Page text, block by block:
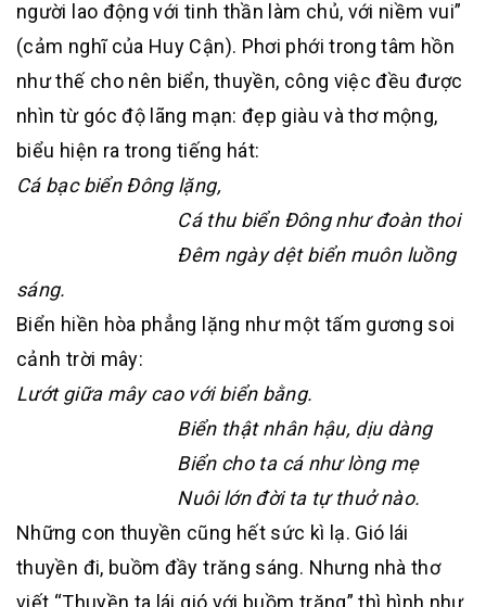
người lao động với tinh thần làm chủ, với niềm vui”
(cảm nghĩ của Huy Cận). Phơi phới trong tâm hồn
như thế cho nên biển, thuyền, công việc đều được
nhìn từ góc độ lãng mạn: đẹp giàu và thơ mộng,
biểu hiện ra trong tiếng hát:
Cá bạc biển Đông lặng,
Cá thu biển Đông như đoàn thoi
Đêm ngày dệt biển muôn luồng
sáng.
Biển hiền hòa phẳng lặng như một tấm gương soi
cảnh trời mây:
Lướt giữa mây cao với biển bằng.
Biển thật nhân hậu, dịu dàng
Biển cho ta cá như lòng mẹ
Nuôi lớn đời ta tự thuở nào.
Những con thuyền cũng hết sức kì lạ. Gió lái
thuyền đi, buồm đầy trăng sáng. Nhưng nhà thơ
viết “Thuyền ta lái gió với buồm trăng” thì hình như